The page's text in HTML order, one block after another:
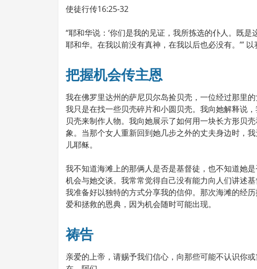
使徒行传16:25-32
“耶和华说：‘你们是我的见证，我所拣选的仆人。既
耶和华。在我以前没有真神，在我以后也必没有。’”
把握机会传主恩
我在佛罗里达州的萨尼贝尔岛捡贝壳，一位经过那里
我只是在找一些贝壳碎片和小圆贝壳。我向她解释说
贝壳来制作人物。我向她展示了如何用一块长方形贝
象。当那个女人重新回到她几步之外的丈夫身边时，
儿耶稣。
我不知道海滩上的那俩人是否是基督徒，也不知道她
机会与她交谈。我常常觉得自己没有能力向人们讲述
我准备好以独特的方式分享我的信仰。那次海滩的经
爱和拯救的恩典，因为机会随时可能出现。
祷告
亲爱的上帝，请赐予我们信心，向那些可能不认识你